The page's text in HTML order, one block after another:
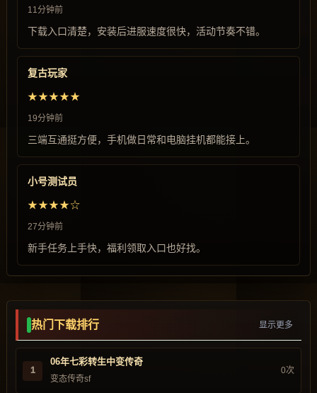
11分钟前
下载入口清楚，安装后进服速度很快，活动节奏不错。
复古玩家
★★★★★
19分钟前
三端互通挺方便，手机做日常和电脑挂机都能接上。
小号测试员
★★★★☆
27分钟前
新手任务上手快，福利领取入口也好找。
热门下载排行 显示更多
1
06年七彩转生中变传奇
变态传奇sf
0次